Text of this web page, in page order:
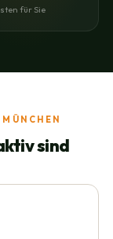
für Sie
sind